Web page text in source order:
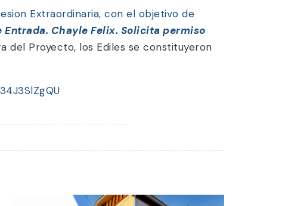
Extraordinaria, con el objetivo de
Entrada. Chayle Felix. Solicita permiso
del Proyecto, los Ediles se constituyeron